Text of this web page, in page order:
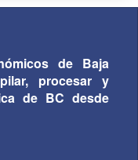
de Baja
procesar y
de BC desde